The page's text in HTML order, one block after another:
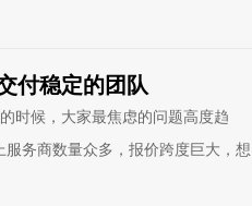
付稳定的团队
时候，大家最焦虑的问题高度趋
务商数量众多，报价跨度巨大，想